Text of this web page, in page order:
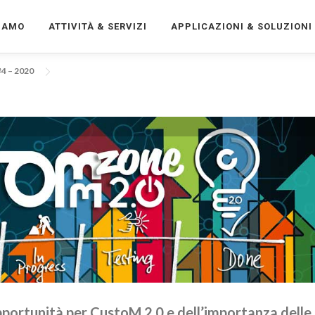
ATTIVITÀ & SERVIZI APPLICAZIONI & SOLUZIONI
– 2020